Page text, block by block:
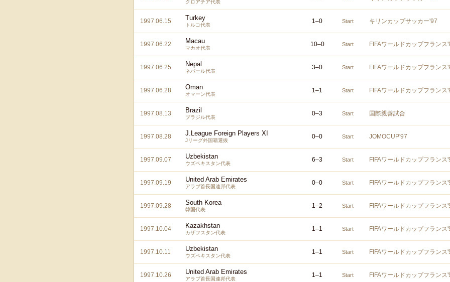
クロアチア代表
1997.06.15 Turkey
トルコ代表
1–0 Start キリンカップサッカー'97
1997.06.22 Macau
マカオ代表
10–0 Start FIFAワールドカップフラン
1997.06.25 Nepal
ネパール代表
3–0 Start FIFAワールドカップフラン
1997.06.28 Oman
オマーン代表
1–1 Start FIFAワールドカップフラン
1997.08.13 Brazil
ブラジル代表
0–3 Start 国際親善試合
1997.08.28 J.League Foreign Players XI
Jリーグ外国籍選抜
0–0 Start JOMOCUP'97
1997.09.07 Uzbekistan
ウズベキスタン代表
6–3 Start FIFAワールドカップフラン
1997.09.19 United Arab Emirates
アラブ首長国連邦代表
0–0 Start FIFAワールドカップフラン
1997.09.28 South Korea
韓国代表
1–2 Start FIFAワールドカップフラン
1997.10.04 Kazakhstan
カザフスタン代表
1–1 Start FIFAワールドカップフラン
1997.10.11 Uzbekistan
ウズベキスタン代表
1–1 Start FIFAワールドカップフラン
1997.10.26 United Arab Emirates
アラブ首長国連邦代表
1–1 Start FIFAワールドカップフラン